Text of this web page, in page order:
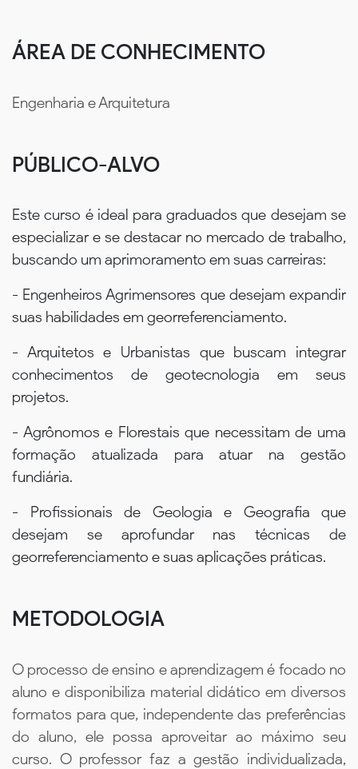
ÁREA DE CONHECIMENTO
Engenharia e Arquitetura
PÚBLICO-ALVO
Este curso é ideal para graduados que desejam se
especializar e se destacar no mercado de trabalho,
buscando um aprimoramento em suas carreiras:
- Engenheiros Agrimensores que desejam expandir
suas habilidades em georreferenciamento.
- Arquitetos e Urbanistas que buscam integrar
conhecimentos de geotecnologia em seus
projetos.
- Agrônomos e Florestais que necessitam de uma
formação atualizada para atuar na gestão
fundiária.
- Profissionais de Geologia e Geografia que
desejam se aprofundar nas técnicas de
georreferenciamento e suas aplicações práticas.
METODOLOGIA
O processo de ensino e aprendizagem é focado no
aluno e disponibiliza material didático em diversos
formatos para que, independente das preferências
do aluno, ele possa aproveitar ao máximo seu
curso. O professor faz a gestão individualizada,